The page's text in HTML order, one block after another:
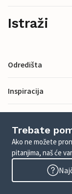
Istraži
Odredišta
Inspiracija
Trebate
Ako ne možete
pitanjima, naš će